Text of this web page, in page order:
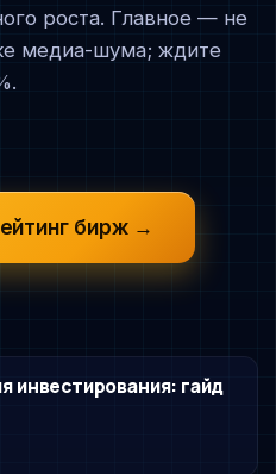
роста. Главное — не
медиа-шума; ждите
бирж →
инвестирования: гайд